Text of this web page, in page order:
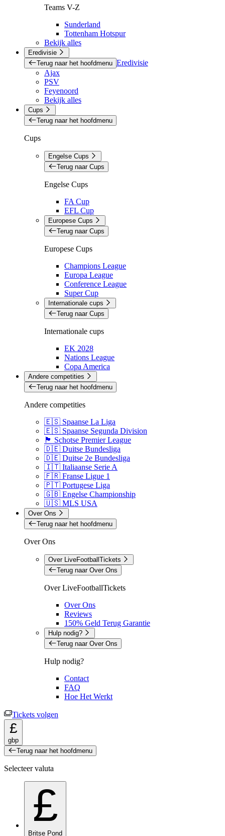
Teams V-Z
Sunderland
Tottenham Hotspur
Bekijk alles
Eredivisie
Terug naar het hoofdmenu Eredivisie
Ajax
PSV
Feyenoord
Bekijk alles
Cups
Terug naar het hoofdmenu
Cups
Engelse Cups
Terug naar Cups
Engelse Cups
FA Cup
EFL Cup
Europese Cups
Terug naar Cups
Europese Cups
Champions League
Europa League
Conference League
Super Cup
Internationale cups
Terug naar Cups
Internationale cups
EK 2028
Nations League
Copa America
Andere competities
Terug naar het hoofdmenu
Andere competities
🇪🇸 Spaanse La Liga
🇪🇸 Spaanse Segunda Division
🏴󠁧󠁢󠁳󠁣󠁴󠁿 Schotse Premier League
🇩🇪 Duitse Bundesliga
🇩🇪 Duitse 2e Bundesliga
🇮🇹 Italiaanse Serie A
🇫🇷 Franse Ligue 1
🇵🇹 Portugese Liga
🇬🇧 Engelse Championship
🇺🇸 MLS USA
Over Ons
Terug naar het hoofdmenu
Over Ons
Over LiveFootballTickets
Terug naar Over Ons
Over LiveFootballTickets
Over Ons
Reviews
150% Geld Terug Garantie
Hulp nodig?
Terug naar Over Ons
Hulp nodig?
Contact
FAQ
Hoe Het Werkt
Tickets volgen
£
gbp
Terug naar het hoofdmenu
Selecteer valuta
£
Britse Pond